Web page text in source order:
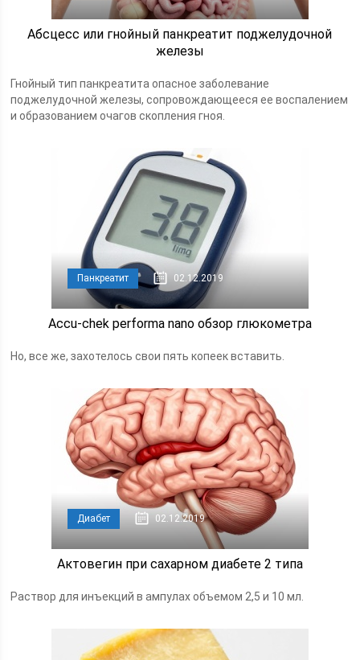
Абсцесс или гнойный панкреатит поджелудочной
железы
Гнойный тип панкреатита опасное заболевание
поджелудочной железы, сопровождающееся ее воспалением
и образованием очагов скопления гноя.
Панкреатит 02.12.2019
Accu-chek performa nano обзор глюкометра
Но, все же, захотелось свои пять копеек вставить.
Диабет 02.12.2019
Актовегин при сахарном диабете 2 типа
Раствор для инъекций в ампулах объемом 2,5 и 10 мл.